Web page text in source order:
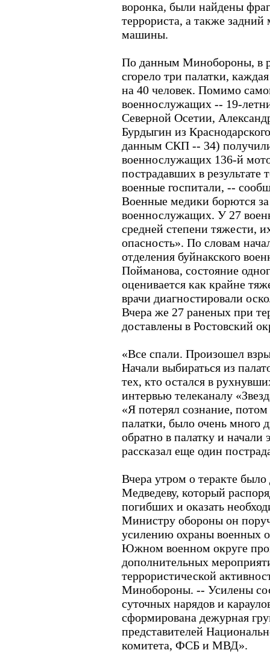
воронка, были найдены
террориста, а также задний
машины.
По данным Минобороны, в
сгорело три палатки,
на 40 человек. Помимо
военнослужащих -- 19-
Северной Осетии,
Бурдыгин из
данным СКП -- 34)
военнослужащих 136-й
пострадавших в результате
военные госпитали, --
Военные медики борются
военнослужащих. У 27
средней степени тяжести,
опасность». По словам
отделения буйнакского
Пойманова, состояние
оценивается как крайне
врачи диагностировали
Вчера же 27 раненых при
доставлены в Ростовский
«Все спали. Произошел
Начали выбираться из
тех, кто остался в
интервью телеканалу
«Я потерял сознание,
палатки, было очень
обратно в палатку и начали
рассказал еще один
Вчера утром о теракте
Медведеву, который
погибших и оказать
Министру обороны он
усилению охраны военных
Южном военном округе
дополнительных
террористической
Минобороны. -- Усилены
суточных нарядов и
сформирована дежурная
представителей
комитета, ФСБ и МВД».